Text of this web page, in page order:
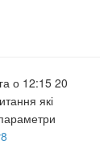
о 12:15 20
які